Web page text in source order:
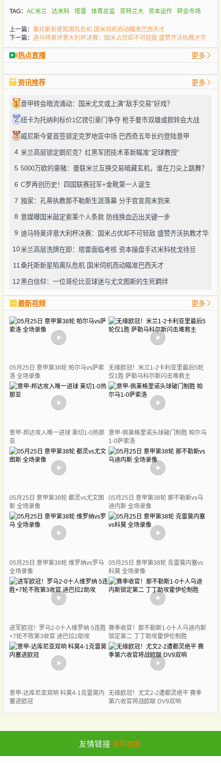
TAG： AC米兰 达米科 塔雷 体育总监 亚特兰大 资本运作 转会市场
上一篇： 桑托斯新星陷离队危机 国米伺机而动瞄准巴西天才
下一篇： 迪马特奥评意大利杯决赛：国米占优却不可轻敌 盛赞齐沃执教才华
热点直播 更多
资讯推荐 更多
1 意甲转会暗流涌动：国米尤文或上演"敌手交易"好戏？
2 纽卡为托纳利标价1亿镑引豪门争夺 枪手曼市双雄或掀转会大战
3 威尼斯今夏首签锁定克罗地亚中场 巴西奇五年长约登陆意甲
4 米兰高层锁定朗尼克？红黑军团技术革新瞄准"足球教授"
5 5000万欧的豪赌：曼联米兰互换交易暗藏玄机，谁在刀尖上跳舞？
6 C罗再创历史！四国联赛冠军+金靴第一人诞生
7 独家：孔蒂执教那不勒斯生涯落幕 分手官宣周末到来
8 意媒曝国米敲定索莱个人条款 防线换血迈出关键一步
9 迪马特奥评意大利杯决赛：国米占优却不可轻敌 盛赞齐沃执教才华
10米兰高层洗牌在即：塔雷面临考核 资本操盘手达米科枕戈待旦
11 桑托斯新星陷离队危机 国米伺机而动瞄准巴西天才
12黑白信仰：一位哥伦比亚球迷与尤文图斯的生死羁绊
最新视频 更多
05月25日 意甲第38轮 帕尔马vs萨索
洛 全场录像
无缘欧冠！米兰1-2卡利亚里最后5轮
仅1胜 萨勒马科尔斯闪击难救主
意甲-邦达攻入唯一进球 莱切1-0热那
亚
意甲-佩莱格里诺头球破门制胜 帕尔马
1-0萨索洛
05月25日 意甲第38轮 都灵vs尤文图
斯 全场录像
05月25日 意甲第38轮 那不勒斯vs乌
迪内斯 全场录像
05月25日 意甲第38轮 维罗纳vs罗马
全场录像
05月25日 意甲第38轮 克雷莫内塞vs
科莫 全场录像
进军欧冠！罗马2-0十人维罗纳 5连胜
+7轮不败第3收官 迪巴拉2助攻
赛季收官！那不勒斯1-0十人乌迪内斯
锁定第二 丁丁助攻霍伊伦制胜
意甲-达库尼亚双响 科莫4-1克雷莫内
塞进欧冠
无缘欧冠！尤文2-2遭都灵绝平 赛季
第六收官将战欧联 DV9双响
友情链接 意甲直播